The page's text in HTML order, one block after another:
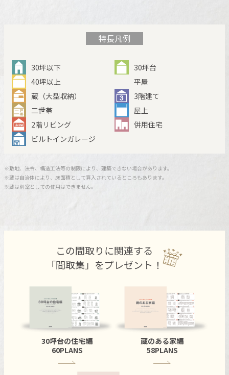
ミサワアイデンティティ
特長凡例
30坪以下
30坪台
40坪以上
平屋
蔵（大型収納）
3階建て
二世帯
屋上
2階リビング
併用住宅
ビルトインガレージ
※敷地、法令、構造工法等の制限により、建築できない場合があります。
※蔵は自治体により、床面積として算入されているところもあります。
※蔵は別室としての使用はできません。
この間取りに関連する
「間取集」をプレゼント！
30坪台の住宅編
60PLANS
蔵のある家編
58PLANS